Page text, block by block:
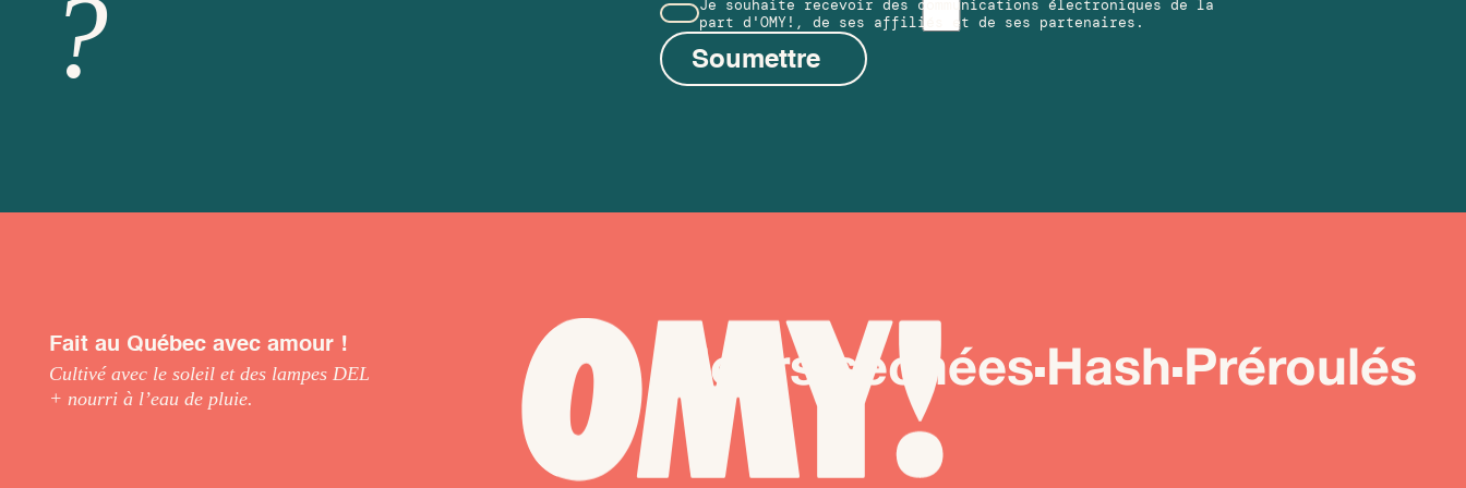
?
Je souhaite recevoir des communications électroniques de la
part d'OMY!, de ses affiliés et de ses partenaires.
Soumettre
Fait au Québec avec amour !
Cultivé avec le soleil et des lampes DEL
+ nourri à l’eau de pluie.
Fleurs séchées■ Hash■ Préroulés